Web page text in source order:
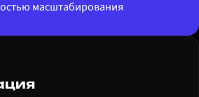
масштабирования